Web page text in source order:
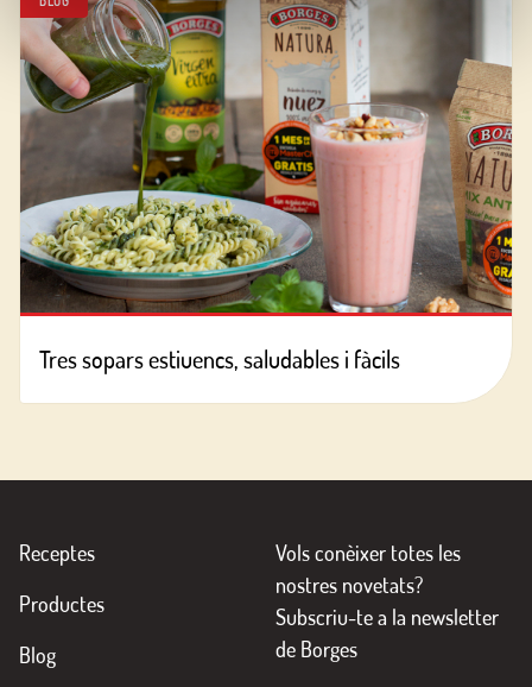
Tres sopars estiuencs, saludables i fàcils
Receptes
Productes
Blog
Vols conèixer totes les
nostres novetats?
Subscriu-te a la newsletter
de Borges